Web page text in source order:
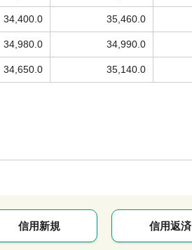
34,400.0 35,460.0
34,980.0 34,990.0
34,650.0 35,140.0
信用新規 信用返済